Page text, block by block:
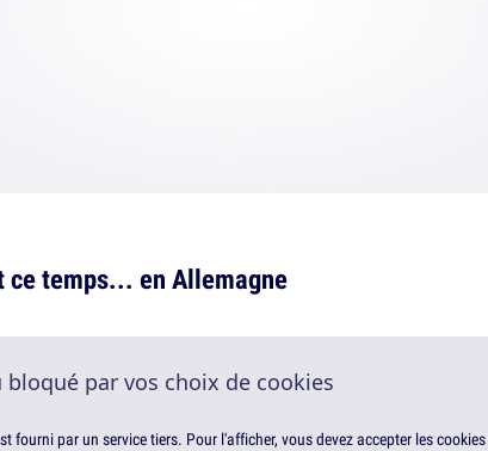
ce temps... en Allemagne
bloqué par vos choix de cookies
fourni par un service tiers. Pour l'afficher, vous devez accepter les